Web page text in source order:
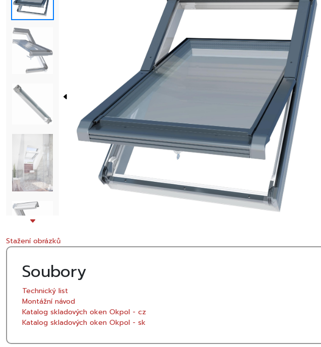
Stažení obrázků
Soubory
Technický list
Montážní návod
Katalog skladových oken Okpol - cz
Katalog skladových oken Okpol - sk